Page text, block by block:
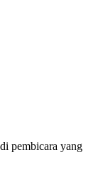
pembicara yang